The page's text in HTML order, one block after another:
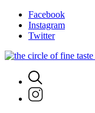
Facebook
Instagram
Twitter